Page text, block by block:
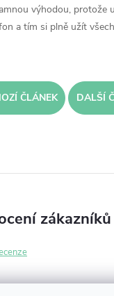
výhodou, protože
a tím si plně užít
ČLÁNEK DALŠÍ
zákazníků